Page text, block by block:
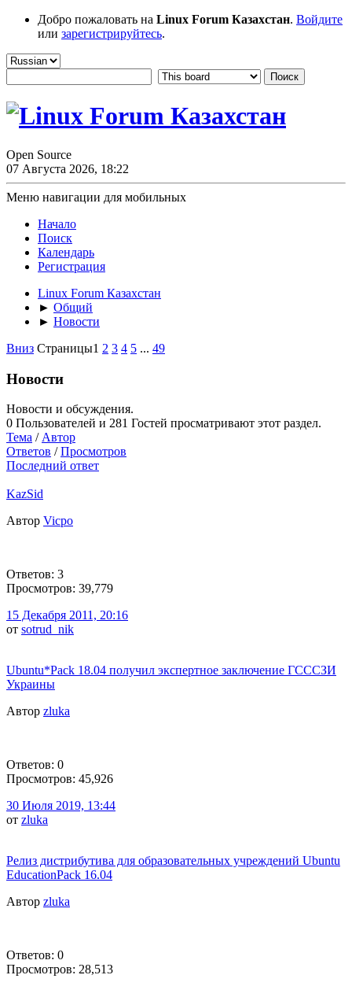
Добро пожаловать на Linux Forum Казахстан. Войдите
или зарегистрируйтесь.
Open Source
07 Августа 2026, 18:22
Меню навигации для мобильных
Начало
Поиск
Календарь
Регистрация
Linux Forum Казахстан
► Общий
► Новости
Вниз Страницы1 2 3 4 5 ... 49
Новости
Новости и обсуждения.
0 Пользователей и 281 Гостей просматривают этот раздел.
Тема / Автор
Ответов /Просмотров
Последний ответ
KazSid
Автор Vicpo
Ответов: 3
Просмотров: 39,779
15 Декабря 2011, 20:16
от sotrud_nik
Ubuntu*Pack 18.04 получил экспертное заключение ГСССЗИ
Украины
Автор zluka
Ответов: 0
Просмотров: 45,926
30 Июля 2019, 13:44
от zluka
Релиз дистрибутива для образовательных учреждений Ubuntu
EducationPack 16.04
Автор zluka
Ответов: 0
Просмотров: 28,513